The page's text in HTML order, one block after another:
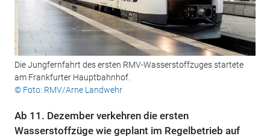
Die Jungfernfahrt des ersten RMV-Wasserstoffzuges startete
am Frankfurter Hauptbahnhof.
© Foto: RMV/Arne Landwehr
Ab 11. Dezember verkehren die ersten
Wasserstoffzüge wie geplant im Regelbetrieb auf